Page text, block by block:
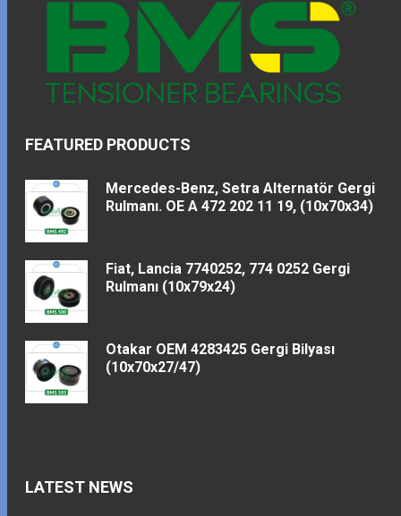
FEATURED PRODUCTS
Mercedes-Benz, Setra Alternatör Gergi
Rulmanı. OE A 472 202 11 19, (10x70x34)
Fiat, Lancia 7740252, 774 0252 Gergi
Rulmanı (10x79x24)
Otakar OEM 4283425 Gergi Bilyası
(10x70x27/47)
LATEST NEWS